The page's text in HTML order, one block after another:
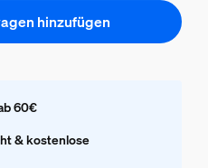
hinzufügen
60€
& kostenlose